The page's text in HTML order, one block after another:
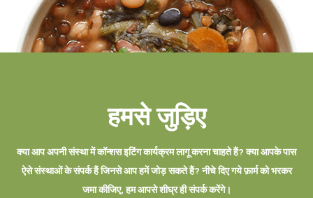
हमसे जुड़िए
क्या आप अपनी संस्था में कॉन्शस इटिंग कार्यक्रम लागू करना चाहते हैं? क्या आपके पास
ऐसे संस्थाओं के संपर्क हैं जिनसे आप हमें जोड़ सकते हैं? नीचे दिए गये फ़ार्म को भरकर
जमा कीजिए, हम आपसे शीघ्र ही संपर्क करेंगे।